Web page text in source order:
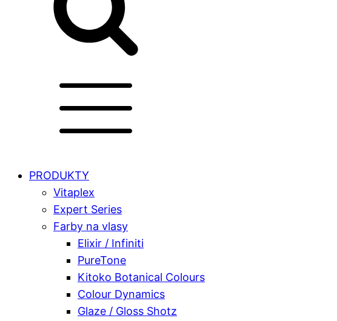
PRODUKTY
Vitaplex
Expert Series
Farby na vlasy
Elixir / Infiniti
PureTone
Kitoko Botanical Colours
Colour Dynamics
Glaze / Gloss Shotz